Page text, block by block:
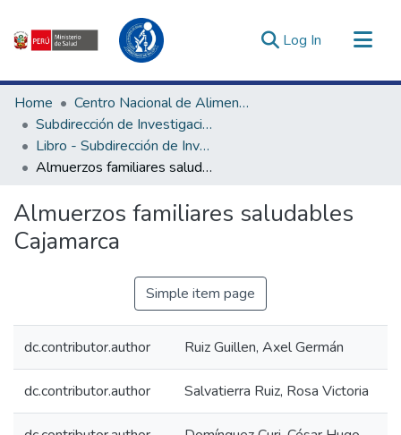
Log In (current)
Communities & Collections
All of DSpace
Statistics
Estadísticas Externas
Enlaces de interés ▾
Home
Centro Nacional de Alimentación, Nutrición y Vida Saludable
Subdirección de Investigación y Tecnologías en Alimentación y Vida Saludable
Libro - Subdirección de Investigación y Tecnologías en Alimentación y Vida Saludable
Almuerzos familiares saludables Cajamarca
Almuerzos familiares saludables
Cajamarca
Simple item page
dc.contributor.author Ruiz Guillen, Axel Germán
dc.contributor.author Salvatierra Ruiz, Rosa Victoria